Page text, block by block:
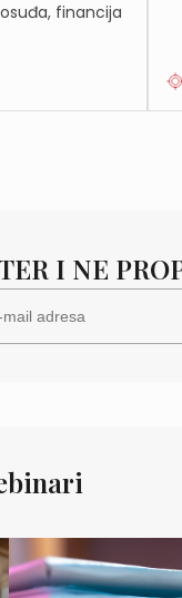
financija
I NE